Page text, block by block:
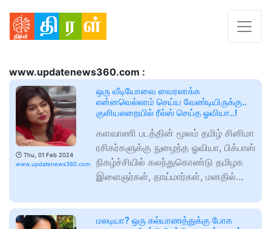
www.updatenews360.com :
🕑 Thu, 01 Feb 2024
www.updatenews360.com
ஒரு வீடியோவை வைரலாக்க
என்னவெல்லாம் செய்ய வேண்டியிருக்கு..
குளியலறையில் ரீல்ஸ் செய்த ஓவியா..!
களவாணி படத்தின் மூலம் தமிழ் சினிமா
ரசிகர்களுக்கு நுழைந்த ஓவியா, பிக்பாஸ்
நிகழ்ச்சியில் கலந்துகொண்டு தமிழக
இளைஞர்கள், தாய்மார்கள், மனதில்...
மலடியா? ஒரு கல்யாணத்துக்கு போக